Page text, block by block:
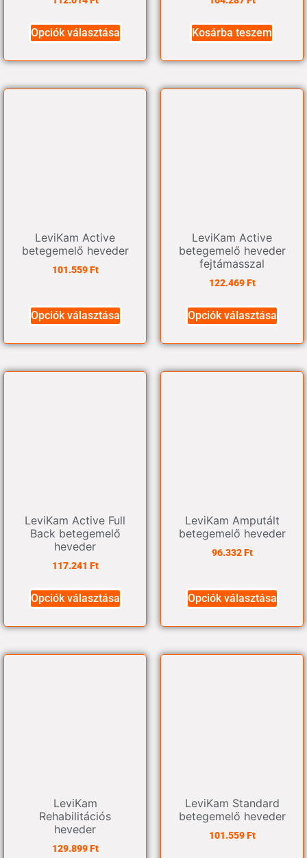
Opciók választása Kosárba teszem
LeviKam Active
betegemelő heveder
101.559Ft
Opciók választása
LeviKam Active
betegemelő heveder
fejtámasszal
122.469Ft
Opciók választása
LeviKam Active Full
Back betegemelő
heveder
117.241 Ft
Opciók választása
LeviKam Amputált
betegemelő heveder
96.332Ft
Opciók választása
LeviKam
Rehabilitációs
heveder
129.899Ft
LeviKam Standard
betegemelő heveder
101.559Ft